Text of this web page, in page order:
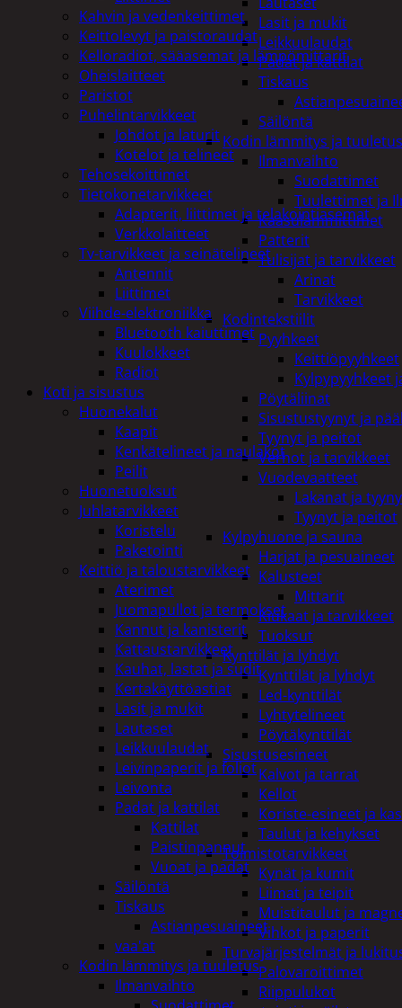
Lasit ja mukit
Leikkuulaudat
Padat ja kattilat
Tiskaus
Säilöntä
Kodin lämmitys ja tuuletus
Ilmanvaihto
Suodattimet
Tuulettimet ja
Kaasulämmittimet
Patterit
Tulisijat ja tarvikkeet
Arinat
Tarvikkeet
Kodintekstiilit
Pyyhkeet
Keittiöpyyhkeet
Kylpypyyhkeet
Pöytäliinat
Sisustustyynyt ja
Tyynyt ja peitot
Verhot ja tarvikkeet
Vuodevaatteet
Lakanat ja
Tyynyt ja peitot
Kylpyhuone ja sauna
Harjat ja pesuaineet
Kalusteet
Mittarit
Kiukaat ja tarvikkeet
Tuoksut
Kynttilät ja lyhdyt
Kynttilät ja lyhdyt
Led-kynttilät
Lyhtytelineet
Pöytäkynttilät
Sisustusesineet
Kalvot ja tarrat
Kellot
Koriste-esineet ja
Taulut ja kehykset
Toimistotarvikkeet
Kynät ja kumit
Liimat ja teipit
Muistitaulut ja
Vihkot ja paperit
Turvajärjestelmät ja
Palovaroittimet
Riippulukot
Kahvin ja vedenkeittimet
Keittolevyt ja paistoraudat
Kelloradiot, sääasemat ja lämpömittarit
Oheislaitteet
Paristot
Puhelintarvikkeet
Johdot ja laturit
Kotelot ja telineet
Tehosekoittimet
Tietokonetarvikkeet
Adapterit, liittimet ja telakointiasemat
Verkkolaitteet
Tv-tarvikkeet ja seinätelineet
Antennit
Liittimet
Viihde-elektroniikka
Bluetooth kaiuttimet
Kuulokkeet
Radiot
Koti ja sisustus
Huonekalut
Kaapit
Kenkätelineet ja naulakot
Peilit
Huonetuoksut
Juhlatarvikkeet
Koristelu
Paketointi
Keittiö ja taloustarvikkeet
Aterimet
Juomapullot ja termokset
Kannut ja kanisterit
Kattaustarvikkeet
Kauhat, lastat ja sudit
Kertakäyttöastiat
Lasit ja mukit
Lautaset
Leikkuulaudat
Leivinpaperit ja foliot
Leivonta
Padat ja kattilat
Kattilat
Paistinpannut
Vuoat ja padat
Säilöntä
Tiskaus
Astianpesuaineet
vaa'at
Kodin lämmitys ja tuuletus
Ilmanvaihto